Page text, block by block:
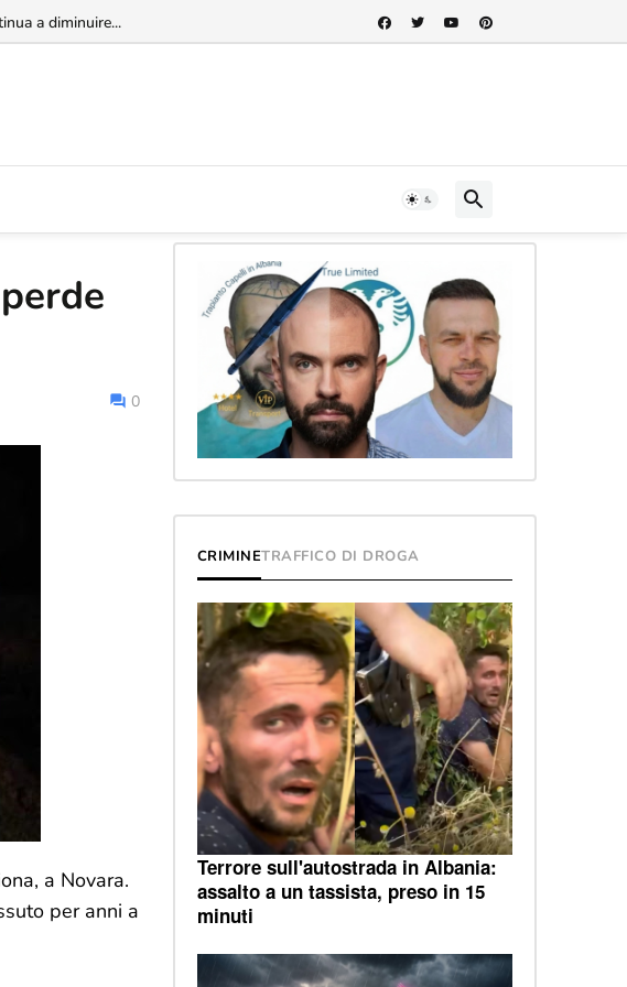
la Serbia nel cuore della storia albanese...
0
a Novara.
per anni a
CRIMINETRAFFICO DI DROGA
Terrore sull'autostrada in Albania:
assalto a un tassista, preso in 15
minuti